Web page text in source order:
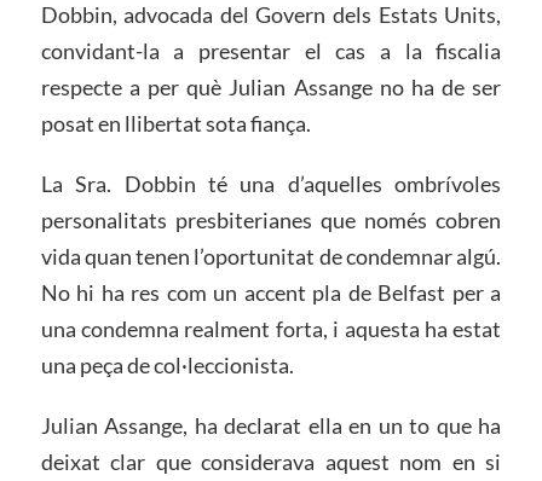
Dobbin, advocada del Govern dels Estats Units,
convidant-la a presentar el cas a la fiscalia
respecte a per què Julian Assange no ha de ser
posat en llibertat sota fiança.
La Sra. Dobbin té una d’aquelles ombrívoles
personalitats presbiterianes que només cobren
vida quan tenen l’oportunitat de condemnar algú.
No hi ha res com un accent pla de Belfast per a
una condemna realment forta, i aquesta ha estat
una peça de col·leccionista.
Julian Assange, ha declarat ella en un to que ha
deixat clar que considerava aquest nom en si